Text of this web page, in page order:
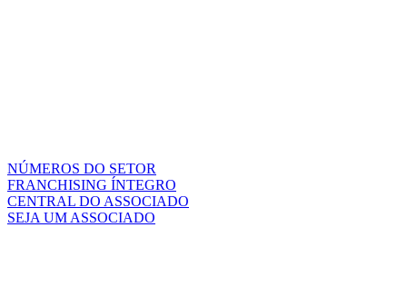
NÚMEROS DO SETOR
FRANCHISING ÍNTEGRO
CENTRAL DO ASSOCIADO
SEJA UM ASSOCIADO